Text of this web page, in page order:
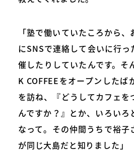
「塾で働いていたころから
にSNSで連絡して会いに行っ
催したりしていたんです。そ
K COFFEEをオープンしたば
を訪ね、『どうしてカフェを
んですか？』とか、いろいろ
なって。その仲間うちで裕子
が同じ大島だと知りました」